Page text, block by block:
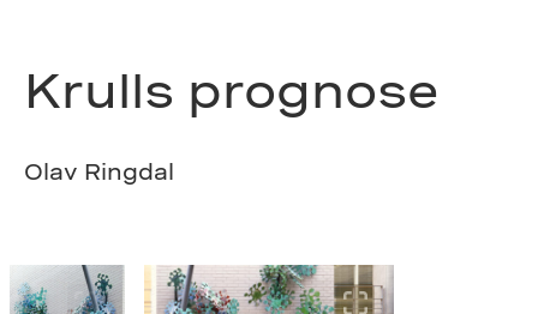
Krulls prognose
Olav Ringdal